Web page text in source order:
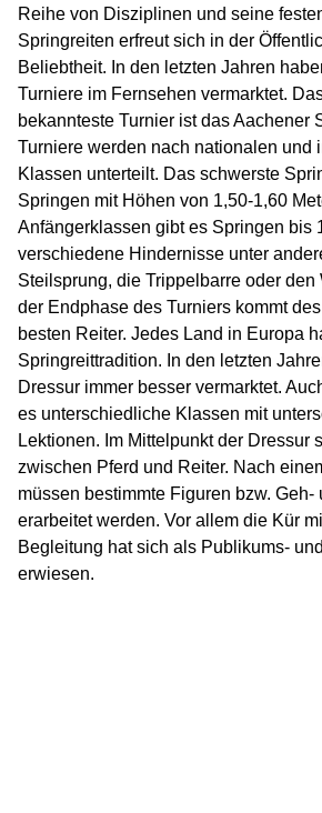
Reihe von Disziplinen und seine
Springreiten erfreut sich in der
Beliebtheit. In den letzten Jahren
Turniere im Fernsehen vermarktet.
bekannteste Turnier ist das Aachener
Turniere werden nach nationalen und
Klassen unterteilt. Das schwerste
Springen mit Höhen von 1,50-1,60
Anfängerklassen gibt es Springen bis
verschiedene Hindernisse unter
Steilsprung, die Trippelbarre oder den
der Endphase des Turniers kommt
besten Reiter. Jedes Land in Europa
Springreittradition. In den letzten
Dressur immer besser vermarktet.
es unterschiedliche Klassen mit
Lektionen. Im Mittelpunkt der Dressur
zwischen Pferd und Reiter. Nach
müssen bestimmte Figuren bzw. Geh-
erarbeitet werden. Vor allem die Kür
Begleitung hat sich als Publikums-
erwiesen.